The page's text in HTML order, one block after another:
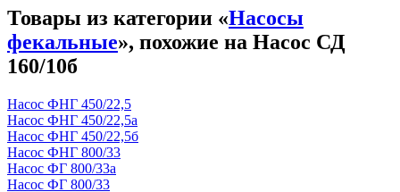
Товары из категории «Насосы
фекальные», похожие на Насос СД
160/10б
Насос ФНГ 450/22,5
Насос ФНГ 450/22,5а
Насос ФНГ 450/22,5б
Насос ФНГ 800/33
Насос ФГ 800/33а
Насос ФГ 800/33